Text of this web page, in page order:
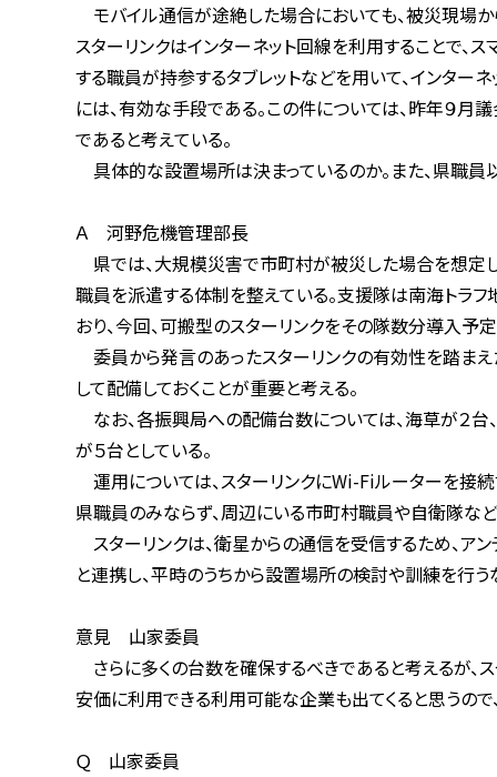
モバイル通信が途絶した場合においても、被災現場から
スターリンクはインターネット回線を利用することで、ス
する職員が持参するタブレットなどを用いて、インターネ
には、有効な手段である。この件については、昨年９月
であると考えている。
具体的な設置場所は決まっているのか。また、県職員以
Ａ 河野危機管理部長
県では、大規模災害で市町村が被災した場合を想定し、
職員を派遣する体制を整えている。支援隊は南海トラフ
おり、今回、可搬型のスターリンクをその隊数分導入予定
委員から発言のあったスターリンクの有効性を踏まえた
して配備しておくことが重要と考える。
なお、各振興局への配備台数については、海草が２台、那
が５台としている。
運用については、スターリンクにWi-Fiルーターを接続す
県職員のみならず、周辺にいる市町村職員や自衛隊など
スターリンクは、衛星からの通信を受信するため、アン
と連携し、平時のうちから設置場所の検討や訓練を行う
意見 山家委員
さらに多くの台数を確保するべきであると考えるが、スタ
安価に利用できる利用可能な企業も出てくると思うので
Ｑ 山家委員